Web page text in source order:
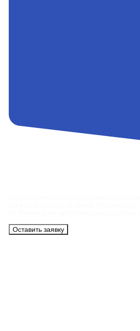
Оставить заявку